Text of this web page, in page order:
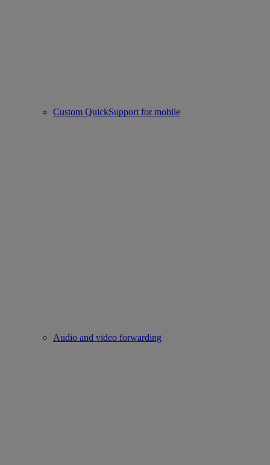
Custom QuickSupport for mobile
Audio and video forwarding